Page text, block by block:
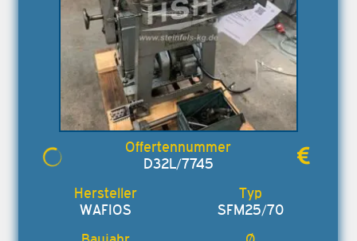
D32L/7745
WAFIOS SFM25/70